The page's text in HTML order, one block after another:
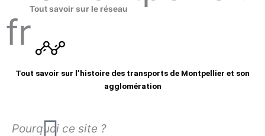
Tout savoir sur le réseau
fr
Tout savoir sur l’histoire des transports de Montpellier et son
agglomération
Pourquoi ce site ?